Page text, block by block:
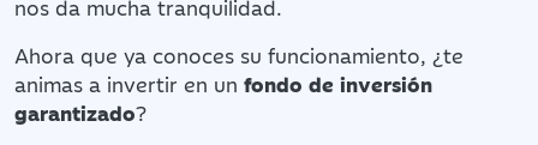
nos da mucha tranquilidad.
Ahora que ya conoces su funcionamiento, ¿te
animas a invertir en un fondo de inversión
garantizado?